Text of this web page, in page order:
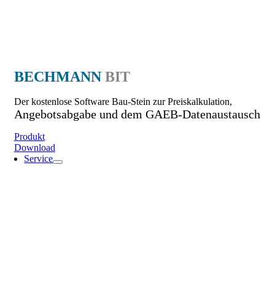
BECHMANN BIT
Der kostenlose Software Bau-Stein zur Preiskalkulation,
Angebotsabgabe und dem GAEB-Datenaustausch
Produkt
Download
Service